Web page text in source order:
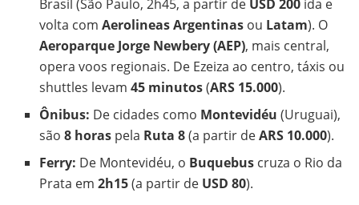
Brasil (São Paulo, 2h45, a partir de USD 200 ida e
volta comAerolineas Argentinas ou Latam). O
Aeroparque Jorge Newbery (AEP), mais central,
opera voos regionais. De Ezeiza ao centro, táxis ou
shuttles levam45 minutos(ARS 15.000).
Ônibus: De cidades como Montevidéu (Uruguai),
são8 horas pela Ruta 8(a partir deARS 10.000).
Ferry: De Montevidéu, o Buquebus cruza o Rio da
Prata em2h15(a partir de USD 80).